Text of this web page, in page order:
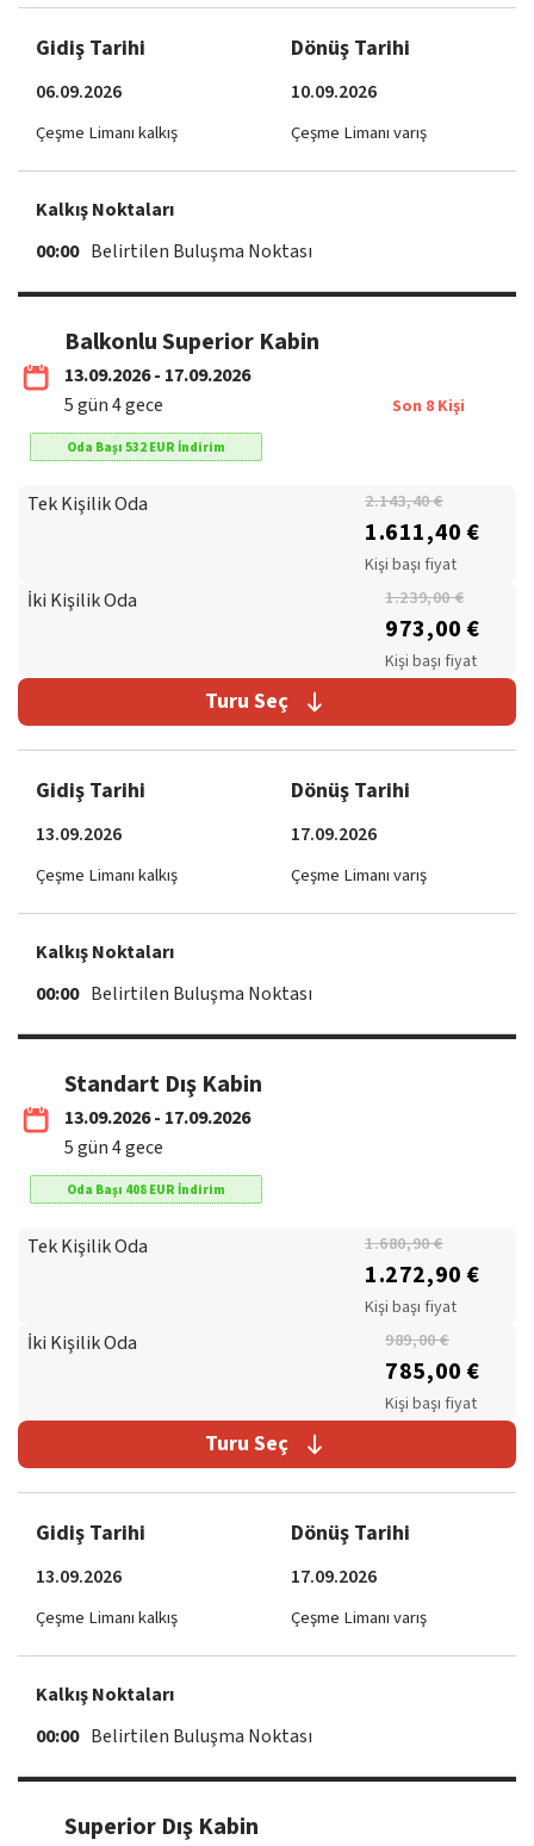
Gidiş Tarihi
06.09.2026
Çeşme Limanı kalkış
Dönüş Tarihi
10.09.2026
Çeşme Limanı varış
Kalkış Noktaları
00:00 Belirtilen Buluşma Noktası
Balkonlu Superior Kabin
13.09.2026 - 17.09.2026
5gün4gece Son 8 Kişi
Oda Başı 532 EUR İndirim
Tek Kişilik Oda 2.143,40 €
1.611,40 €
Kişi başı fiyat
İki Kişilik Oda 1.239,00 €
973,00 €
Kişi başı fiyat
Turu Seç
Gidiş Tarihi
13.09.2026
Çeşme Limanı kalkış
Dönüş Tarihi
17.09.2026
Çeşme Limanı varış
Kalkış Noktaları
00:00 Belirtilen Buluşma Noktası
Standart Dış Kabin
13.09.2026 - 17.09.2026
5gün4gece
Oda Başı 408 EUR İndirim
Tek Kişilik Oda 1.680,90 €
1.272,90 €
Kişi başı fiyat
İki Kişilik Oda 989,00 €
785,00 €
Kişi başı fiyat
Turu Seç
Gidiş Tarihi
13.09.2026
Çeşme Limanı kalkış
Dönüş Tarihi
17.09.2026
Çeşme Limanı varış
Kalkış Noktaları
00:00 Belirtilen Buluşma Noktası
Superior Dış Kabin